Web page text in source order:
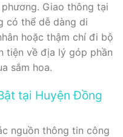
Giao thông tại
có thể dễ dàng di
hoặc thậm chí đi bộ
tiện về địa lý góp phần
sắm hoa.
tại Huyện Đồng
nguồn thông tin công